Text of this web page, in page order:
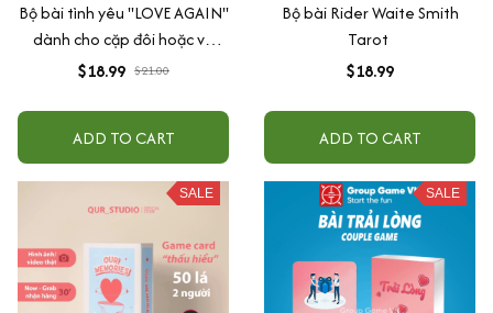
Bộ bài tình yêu "LOVE AGAIN"
dành cho cặp đôi hoặc vợ
chồng - Thấu hiểu cảm xúc,
$18.99 $21.00
ADD TO CART
Bộ bài Rider Waite Smith
Tarot
$18.99
ADD TO CART
SALE SALE